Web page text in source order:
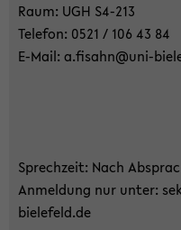
Raum: UGH S4-​213
Te­le­fon: 0521 / 106 43 84
E-​Mail: a.fisahn@uni-​
Sprech­zeit: Nach
An­mel­dung nur unter:
bielefeld.de